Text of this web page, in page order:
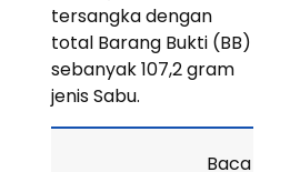
tersangka dengan
total Barang Bukti (BB)
sebanyak 107,2 gram
jenis Sabu.
Baca